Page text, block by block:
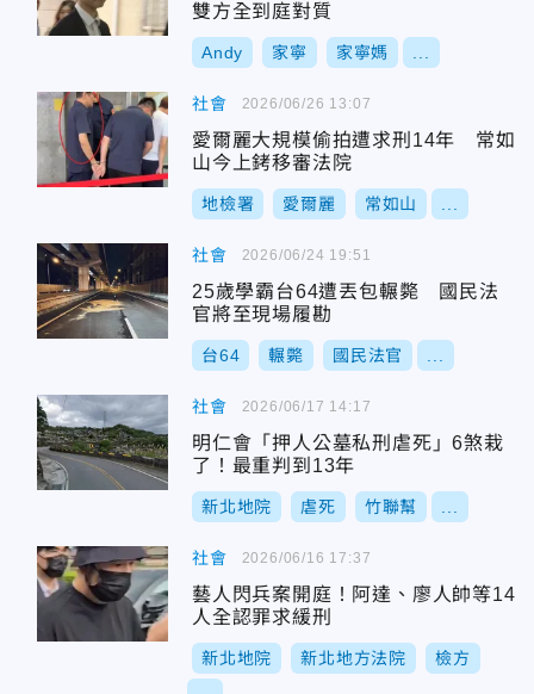
雙方全到庭對質
Andy 家寧 家寧媽
社會
愛爾麗大規模偷拍遭求刑14年 常如
山今上銬移審法院
地檢署 愛爾麗 常如山
2026/06/26 13:07
社會
25歲學霸台64遭丟包輾斃 國民法
官將至現場履勘
台64 輾斃 國民法官
2026/06/24 19:51
社會
明仁會「押人公墓私刑虐死」6煞栽
了！最重判到13年
新北地院 虐死 竹聯幫
2026/06/17 14:17
社會
藝人閃兵案開庭！阿達、廖人帥等14
人全認罪求緩刑
新北地院 新北地方法院 檢方
2026/06/16 17:37